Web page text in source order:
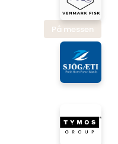
På messen